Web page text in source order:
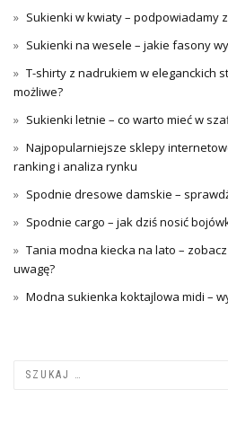
Sukienki w kwiaty – podpowiadamy
Sukienki na wesele – jakie fasony
T-shirty z nadrukiem w eleganckich
możliwe?
Sukienki letnie – co warto mieć w
Najpopularniejsze sklepy
ranking i analiza rynku
Spodnie dresowe damskie –
Spodnie cargo – jak dziś nosić
Tania modna kiecka na lato –
uwagę?
Modna sukienka koktajlowa midi –